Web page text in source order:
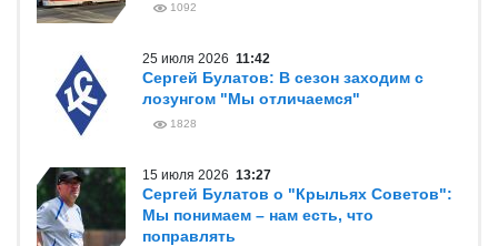
1092
25 июля 2026 11:42
Сергей Булатов: В сезон заходим с
лозунгом "Мы отличаемся"
1828
15 июля 2026 13:27
Сергей Булатов о "Крыльях Советов":
Мы понимаем – нам есть, что
поправлять